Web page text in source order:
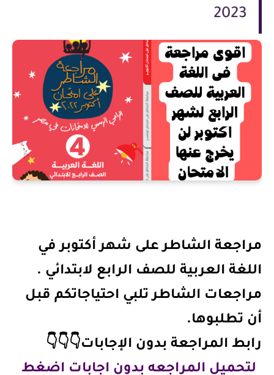
2023
أن تطلبوها.
رابط المراجعة بدون الإجابات👇👇👇